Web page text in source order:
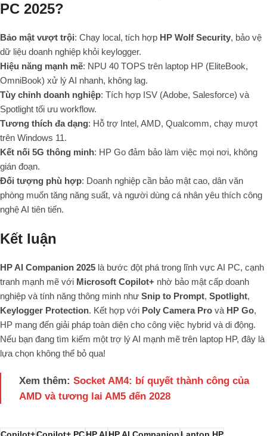
PC 2025?
Bảo mật vượt trội: Chạy local, tích hợp HP Wolf Security, bảo vệ
dữ liệu doanh nghiệp khỏi keylogger.
Hiệu năng mạnh mẽ: NPU 40 TOPS trên laptop HP (EliteBook,
OmniBook) xử lý AI nhanh, không lag.
Tùy chỉnh doanh nghiệp: Tích hợp ISV (Adobe, Salesforce) và
Spotlight tối ưu workflow.
Tương thích đa dạng: Hỗ trợ Intel, AMD, Qualcomm, chạy mượt
trên Windows 11.
Kết nối 5G thông minh: HP Go đảm bảo làm việc mọi nơi, không
gián đoạn.
Đối tượng phù hợp: Doanh nghiệp cần bảo mật cao, dân văn
phòng muốn tăng năng suất, và người dùng cá nhân yêu thích công
nghệ AI tiên tiến.
Kết luận
HP AI Companion 2025 là bước đột phá trong lĩnh vực AI PC, cạnh
tranh mạnh mẽ với Microsoft Copilot+ nhờ bảo mật cấp doanh
nghiệp và tính năng thông minh như Snip to Prompt, Spotlight,
Keylogger Protection. Kết hợp với Poly Camera Pro và HP Go,
HP mang đến giải pháp toàn diện cho công việc hybrid và di động.
Nếu bạn đang tìm kiếm một trợ lý AI mạnh mẽ trên laptop HP, đây là
lựa chọn không thể bỏ qua!
Xem thêm: Socket AM4: bí quyết thành công của
AMD và tương lai AM5 đến 2028